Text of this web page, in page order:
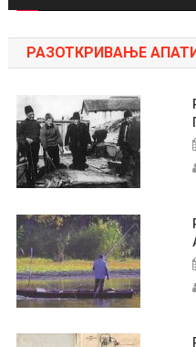
РАЗОТКРИВАЊЕ